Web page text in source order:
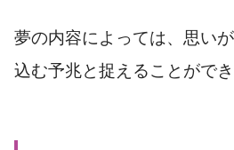
夢の内容によっては、思い
込む予兆と捉えることができ